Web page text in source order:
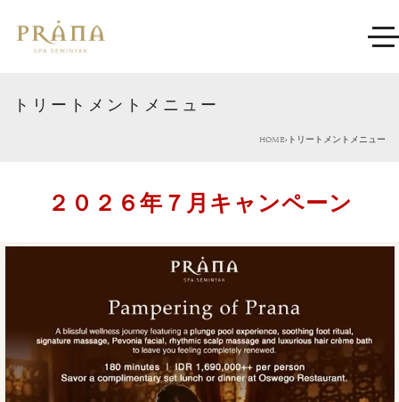
トリートメントメニュー
HOME› トリートメントメニュー
２０２６年７月キャンペーン